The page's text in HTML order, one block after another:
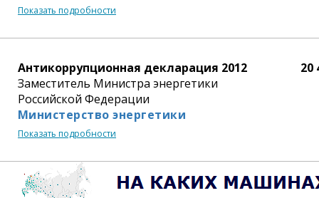
Показать подробности
Антикоррупционная декларация 2012
Заместитель Министра энергетики
Российской Федерации
Министерство энергетики
Показать подробности
20